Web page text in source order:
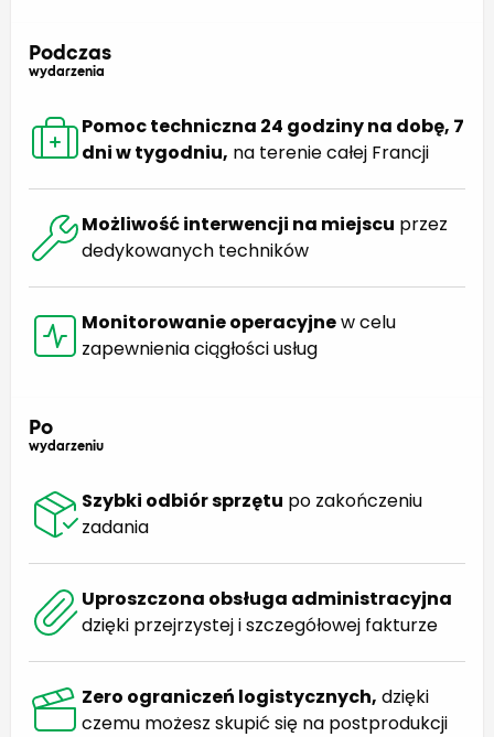
Podczas
wydarzenia
Pomoc techniczna 24 godziny na dobę, 7
dni w tygodniu, na terenie całej Francji
Możliwość interwencji na miejscu przez
dedykowanych techników
Monitorowanie operacyjnew celu
zapewnienia ciągłości usług
Po
wydarzeniu
Szybki odbiór sprzętu po zakończeniu
zadania
Uproszczona obsługa administracyjna
dzięki przejrzystej i szczegółowej fakturze
Zero ograniczeń logistycznych, dzięki
czemu możesz skupić się na postprodukcji